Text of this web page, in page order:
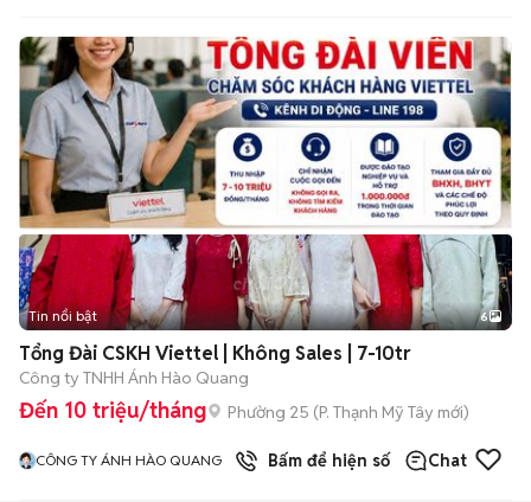
+2
Tin nổi bật 6
Tổng Đài CSKH Viettel | Không Sales | 7-10tr
Công ty TNHH Ánh Hào Quang
Đến 10 triệu/tháng Phường 25 (P. Thạnh Mỹ Tây mới)
CÔNG TY ÁNH HÀO QUANG Bấm để hiện số Chat